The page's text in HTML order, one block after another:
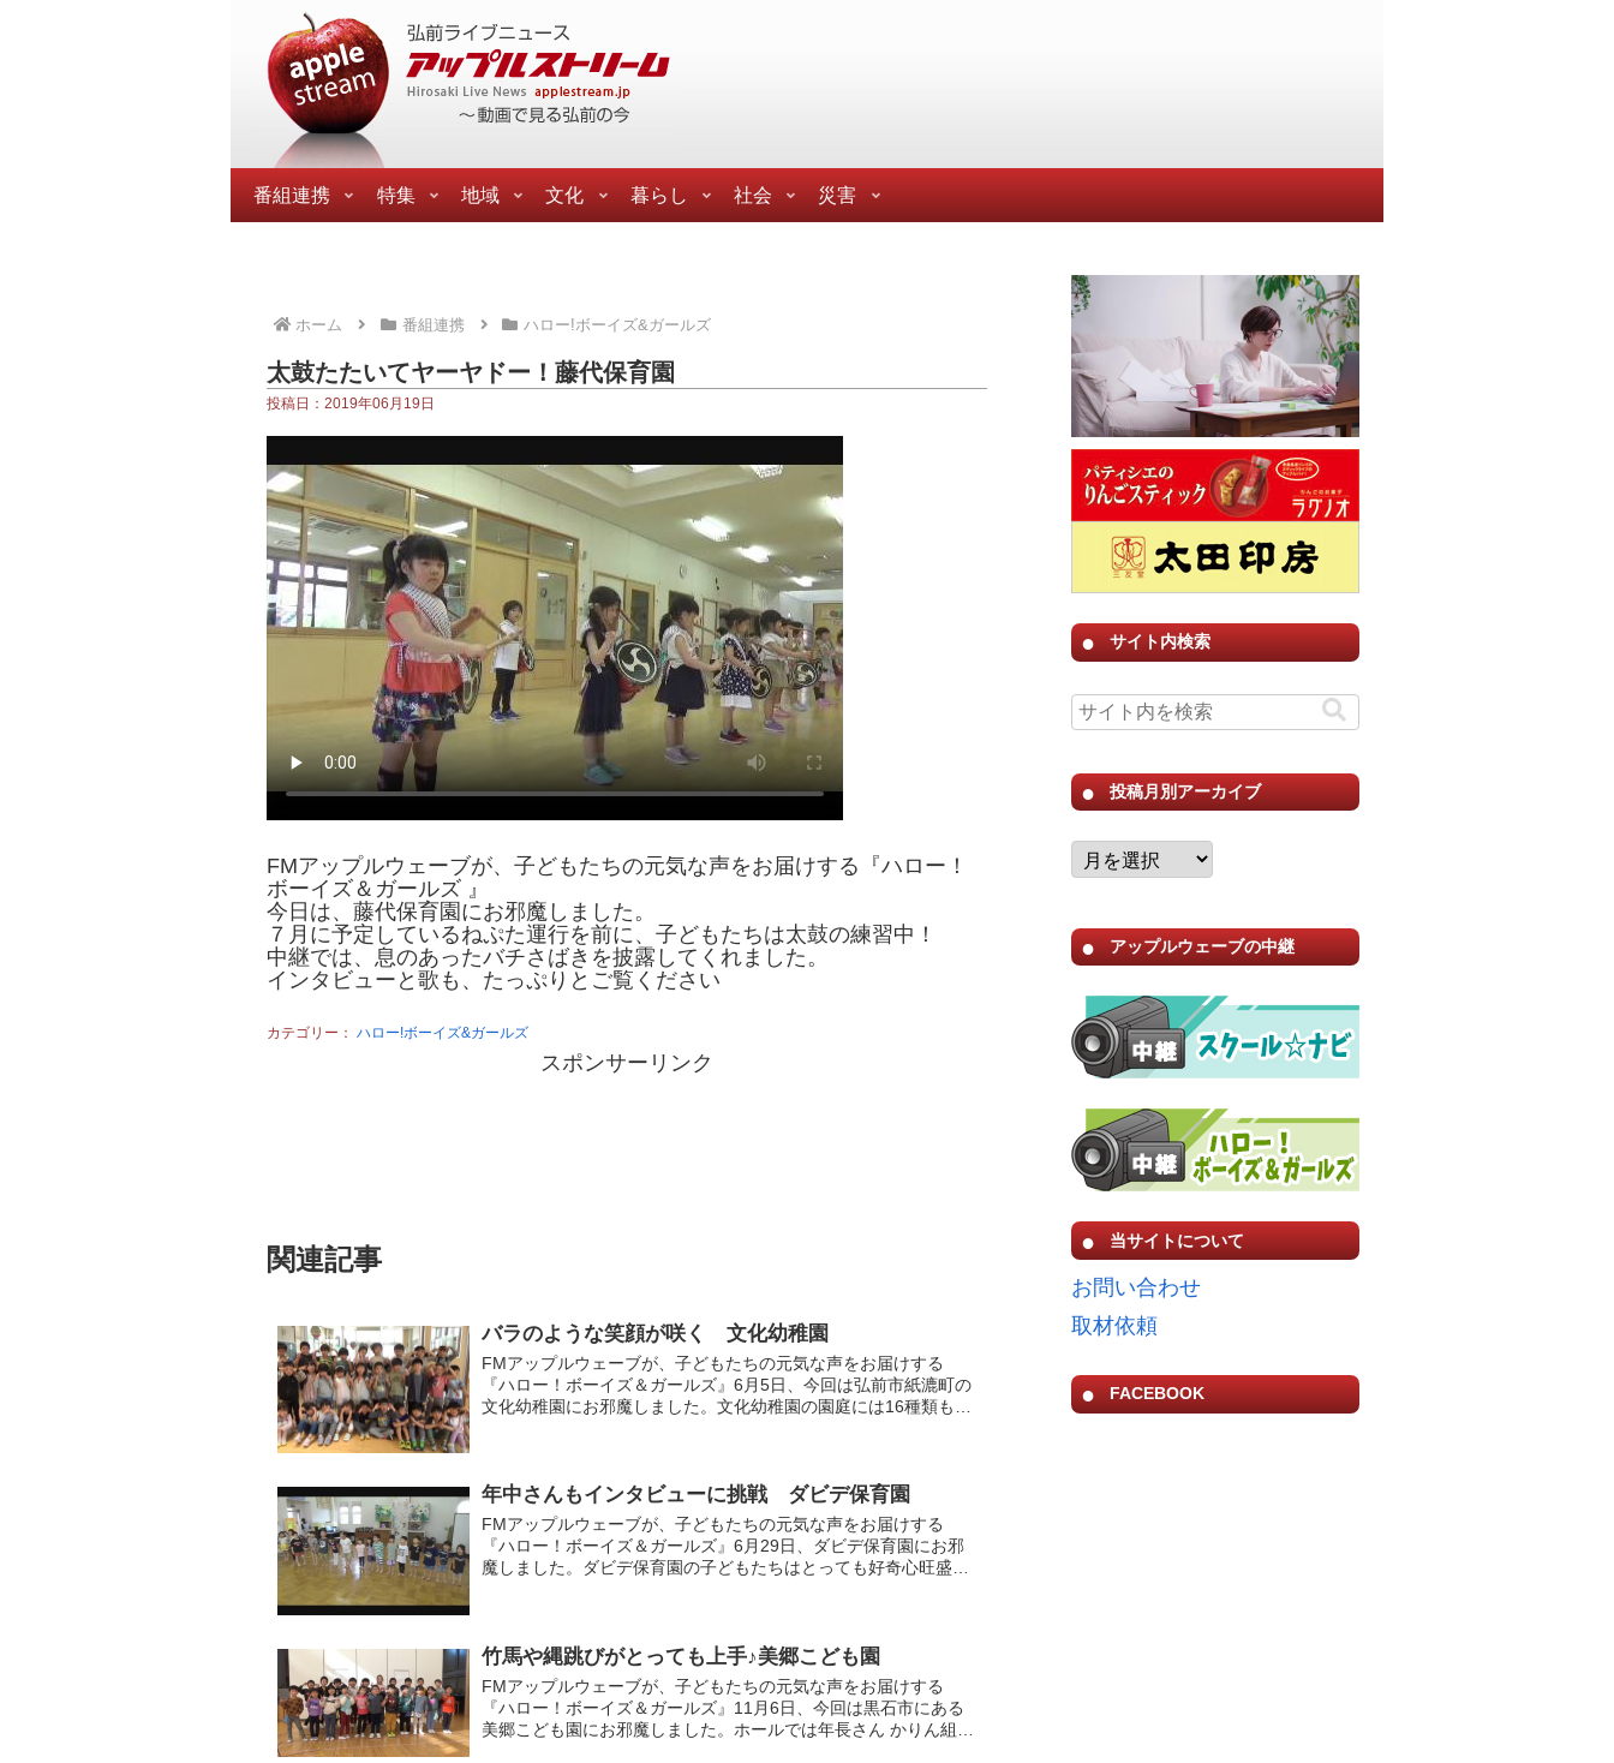
番組連携 特集 地域 文化 暮らし 社会 災害
ホーム 番組連携 ハロー!ボーイズ&ガールズ
太鼓たたいてヤーヤドー！藤代保育園
投稿日：2019年06月19日
FMアップルウェーブが、子どもたちの元気な声をお届けする『ハロー！
ボーイズ＆ガールズ 』
今日は、藤代保育園にお邪魔しました。
７月に予定しているねぷた運行を前に、子どもたちは太鼓の練習中！
中継では、息のあったバチさばきを披露してくれました。
インタビューと歌も、たっぷりとご覧ください
カテゴリー： ハロー!ボーイズ&ガールズ
スポンサーリンク
関連記事
バラのような笑顔が咲く 文化幼稚園
FMアップルウェーブが、子どもたちの元気な声をお届けする
『ハロー！ボーイズ＆ガールズ』6月5日、今回は弘前市紙漉町の
文化幼稚園にお邪魔しました。文化幼稚園の園庭には16種類もの
年中さんもインタビューに挑戦 ダビデ保育園
FMアップルウェーブが、子どもたちの元気な声をお届けする
『ハロー！ボーイズ＆ガールズ』6月29日、ダビデ保育園にお邪
魔しました。ダビデ保育園の子どもたちはとっても好奇心旺盛。
竹馬や縄跳びがとっても上手♪美郷こども園
FMアップルウェーブが、子どもたちの元気な声をお届けする
『ハロー！ボーイズ＆ガールズ』11月6日、今回は黒石市にある
美郷こども園にお邪魔しました。ホールでは年長さん かりん組の
サイト内検索
投稿月別アーカイブ
アップルウェーブの中継
当サイトについて
お問い合わせ
取材依頼
FACEBOOK